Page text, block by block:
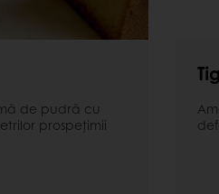
de pudră cu
prospețimii